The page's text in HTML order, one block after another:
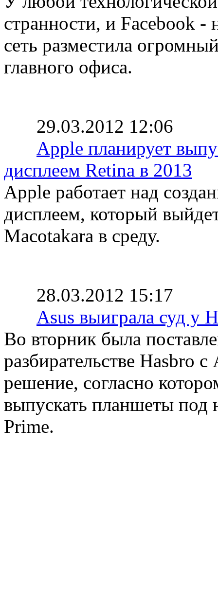
странности, и Facebook
сеть разместила
главного офиса.
29.03.2012 12:06
Apple планирует
дисплеем Retina в 2013
Apple работает над
дисплеем, который
Macotakara в среду.
28.03.2012 15:17
Asus выиграла суд у
Во вторник была
разбирательстве Hasbro
решение, согласно
выпускать планшеты под
Prime.